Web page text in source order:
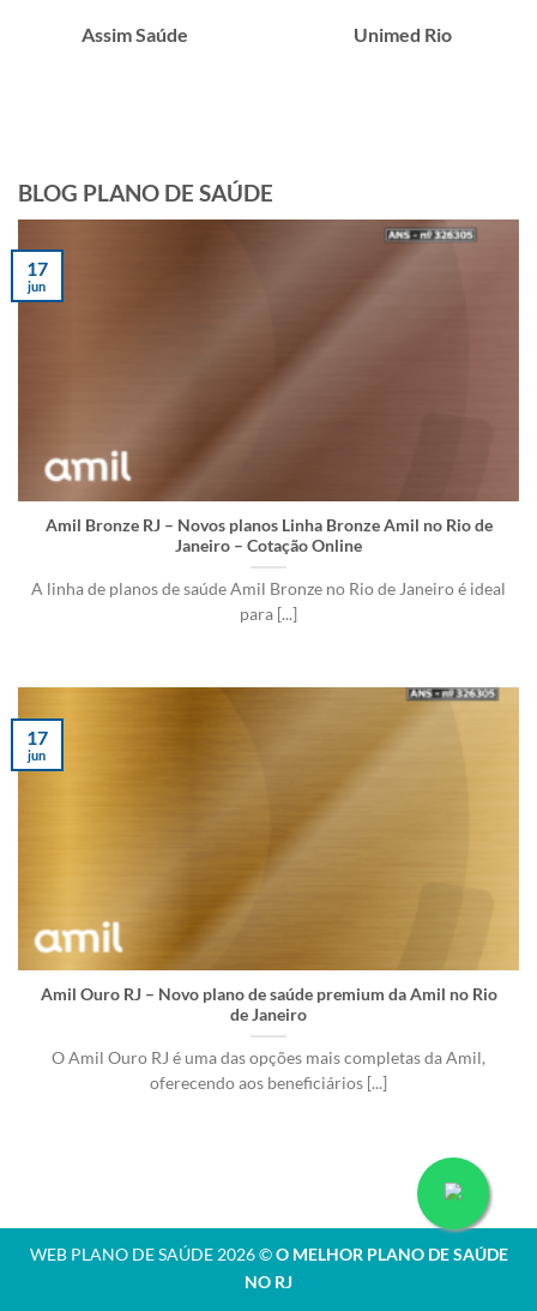
Assim Saúde Unimed Rio
BLOG PLANO DE SAÚDE
Amil Bronze RJ – Novos planos Linha Bronze Amil no Rio de
Janeiro – Cotação Online
A linha de planos de saúde Amil Bronze no Rio de Janeiro é ideal
para [...]
17
jun
Amil Ouro RJ – Novo plano de saúde premium da Amil no Rio
de Janeiro
O Amil Ouro RJ é uma das opções mais completas da Amil,
oferecendo aos beneficiários [...]
17
jun
WEB PLANO DE SAÚDE 2026 ©O MELHOR PLANO DE SAÚDE
NO RJ